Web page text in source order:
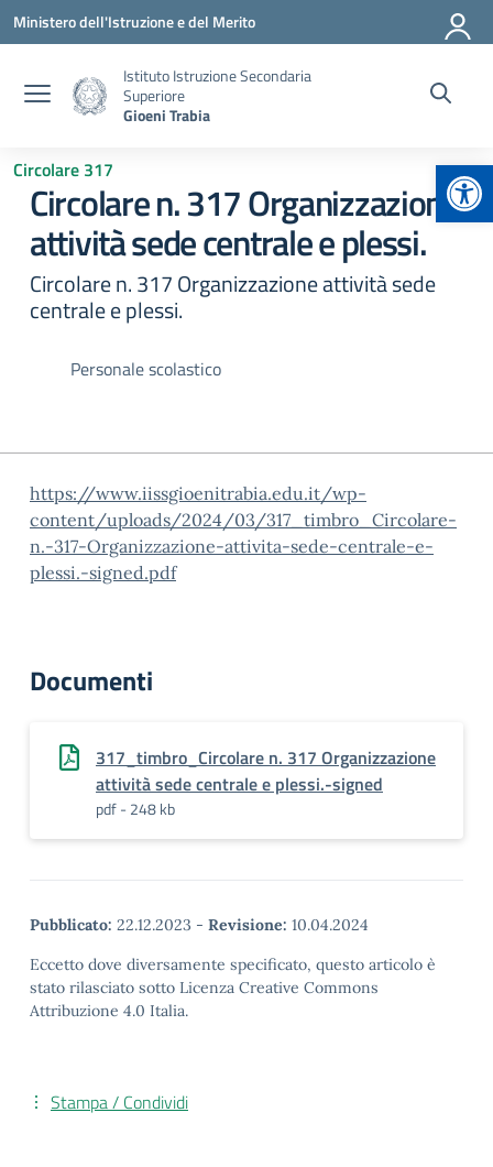
Vai ai contenuti
Vai al menu di navigazione
Vai al footer
Ministero dell'Istruzione e del Merito
Istituto Istruzione Secondaria
Superiore
Gioeni Trabia
Circolare 317
Circolare n. 317 Organizzazione
attività sede centrale e plessi.
Circolare n. 317 Organizzazione attività sede
centrale e plessi.
Personale scolastico
https://www.iissgioenitrabia.edu.it/wp-
content/uploads/2024/03/317_timbro_Circolare-
n.-317-Organizzazione-attivita-sede-centrale-e-
plessi.-signed.pdf
Documenti
317_timbro_Circolare n. 317 Organizzazione
attività sede centrale e plessi.-signed
pdf - 248 kb
Pubblicato: 22.12.2023 - Revisione: 10.04.2024
Eccetto dove diversamente specificato, questo articolo è
stato rilasciato sotto Licenza Creative Commons
Attribuzione 4.0 Italia.
Stampa / Condividi